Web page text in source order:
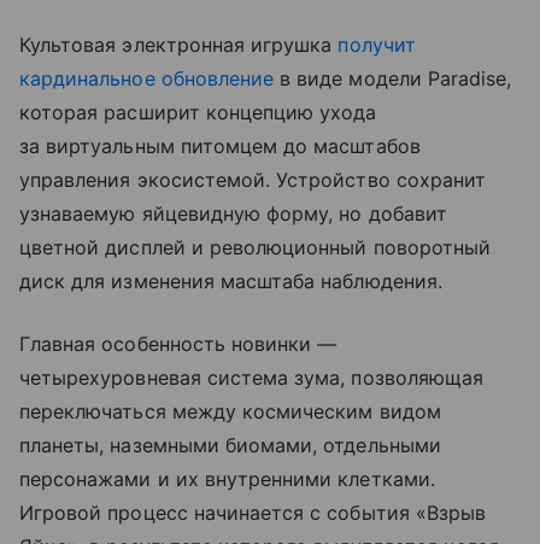
Культовая электронная игрушка получит
кардинальное обновление в виде модели Paradise,
которая расширит концепцию ухода
за виртуальным питомцем до масштабов
управления экосистемой. Устройство сохранит
узнаваемую яйцевидную форму, но добавит
цветной дисплей и революционный поворотный
диск для изменения масштаба наблюдения.
Главная особенность новинки —
четырехуровневая система зума, позволяющая
переключаться между космическим видом
планеты, наземными биомами, отдельными
персонажами и их внутренними клетками.
Игровой процесс начинается с события «Взрыв